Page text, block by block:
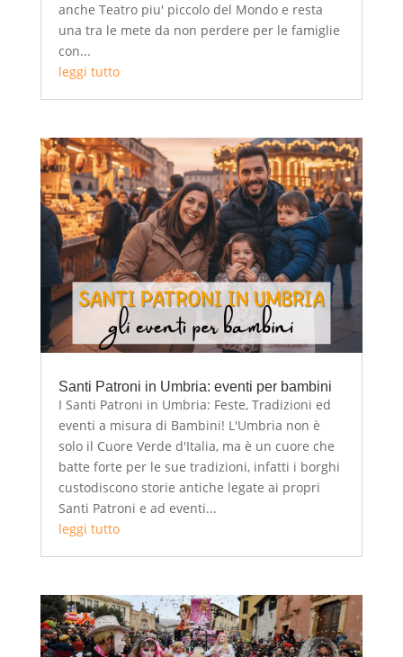
anche Teatro piu' piccolo del Mondo e resta
una tra le mete da non perdere per le famiglie
con...
leggi tutto
Santi Patroni in Umbria: eventi per bambini
I Santi Patroni in Umbria: Feste, Tradizioni ed
eventi a misura di Bambini! L'Umbria non è
solo il Cuore Verde d'Italia, ma è un cuore che
batte forte per le sue tradizioni, infatti i borghi
custodiscono storie antiche legate ai propri
Santi Patroni e ad eventi...
leggi tutto